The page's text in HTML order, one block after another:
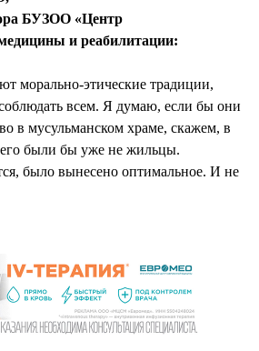
БУЗОО «Центр
и реабилитации:
морально-этические традиции,
всем. Я думаю, если бы они
в мусульманском храме, скажем, в
были бы уже не жильцы.
было вынесено оптимальное. И не